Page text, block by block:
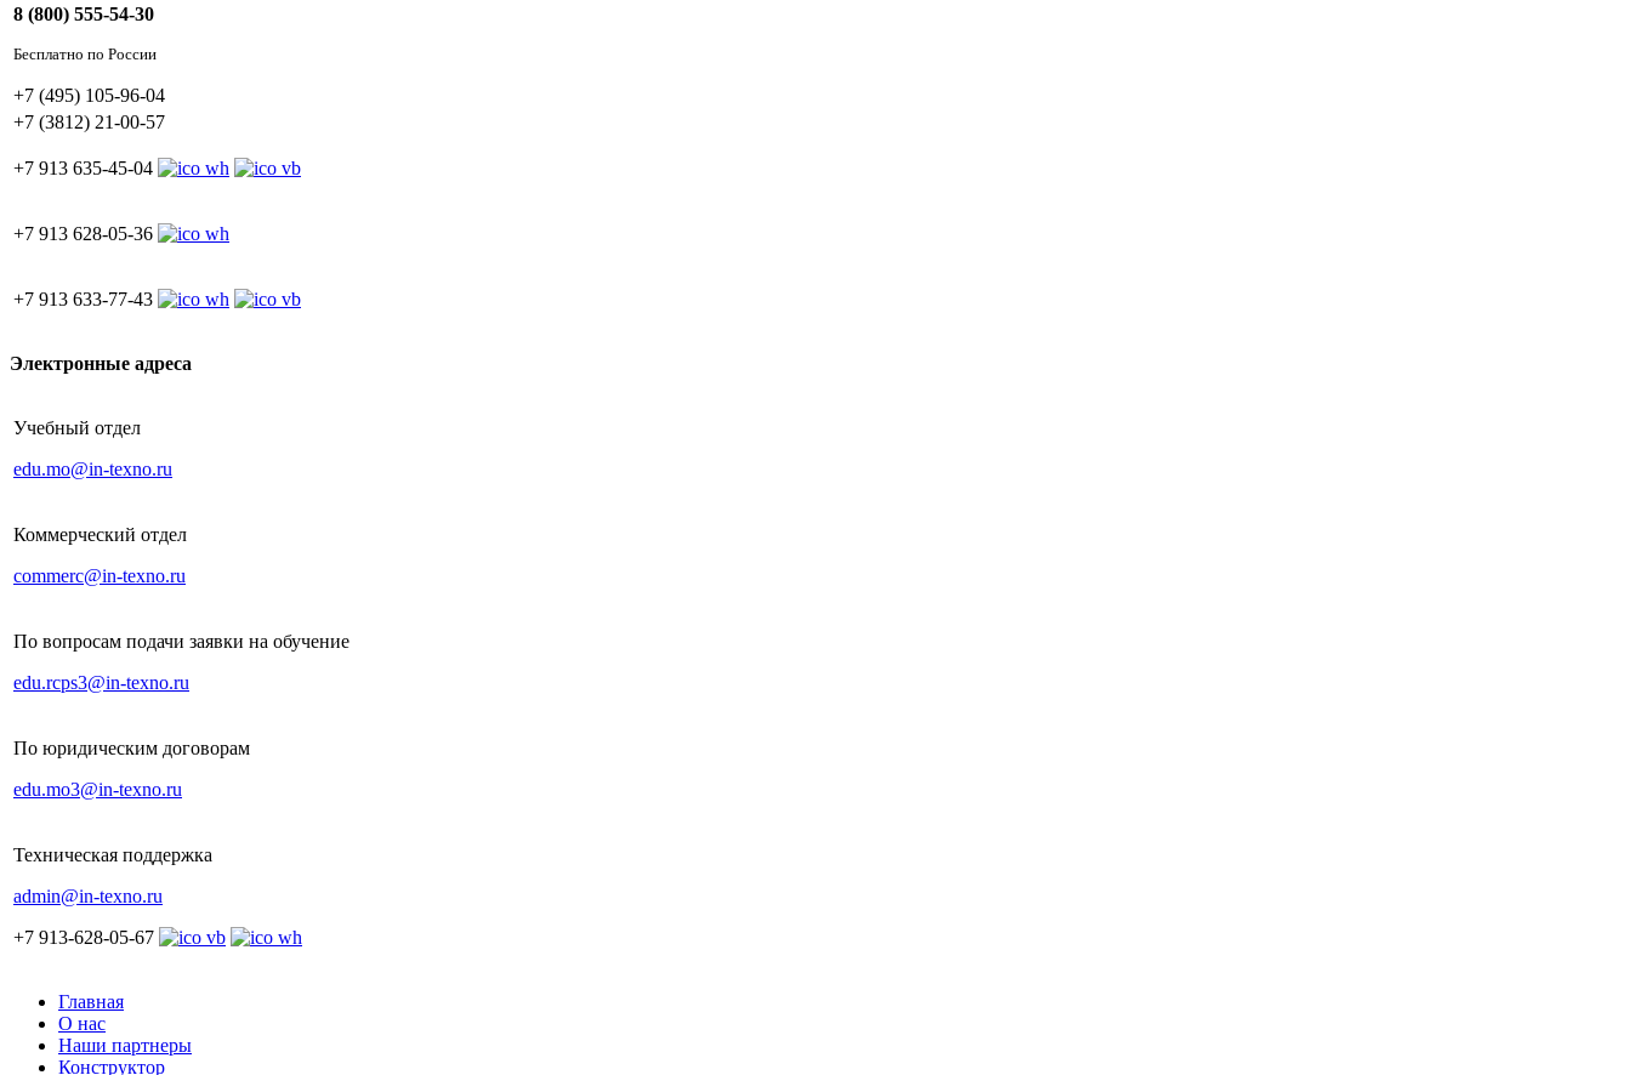
8 (800) 555-54-30
Бесплатно по России
+7 (495) 105-96-04
+7 (3812) 21-00-57
+7 913 635-45-04
+7 913 628-05-36
+7 913 633-77-43
Электронные адреса
Учебный отдел
edu.mo@in-texno.ru
Коммерческий отдел
commerc@in-texno.ru
По вопросам подачи заявки на обучение
edu.rcps3@in-texno.ru
По юридическим договорам
edu.mo3@in-texno.ru
Техническая поддержка
admin@in-texno.ru
+7 913-628-05-67
Главная
О нас
Наши партнеры
Конструктор